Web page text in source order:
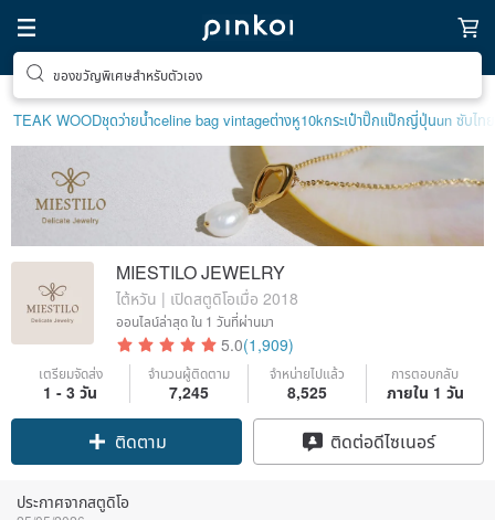
ตามหาไอเทมฮีลใจ
TEAK WOODชุดว่ายน้ำceline bag vintageต่างหู10kกระเป๋าปิ๊กแป๊กญี่ปุ่นun ซับไทย
MIESTILO JEWELRY
ไต้หวัน | เปิดสตูดิโอเมื่อ 2018
ออนไลน์ล่าสุดใน 1 วันที่ผ่านมา
5.0(1,909)
เตรียมจัดส่ง
1 - 3 วัน
จำนวนผู้ติดตาม
7,245
จำหน่ายไปแล้ว
8,525
การตอบกลับ
ภายใน 1 วัน
Claim coupon
ติดต่อดีไซเนอร์
ประกาศจากสตูดิโอ